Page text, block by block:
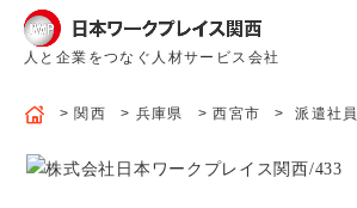
人と企業をつなぐ人材サービス会社
関西 兵庫県 西宮市 派遣社員